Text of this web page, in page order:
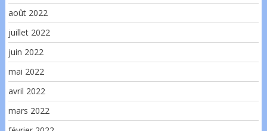
août 2022
juillet 2022
juin 2022
mai 2022
avril 2022
mars 2022